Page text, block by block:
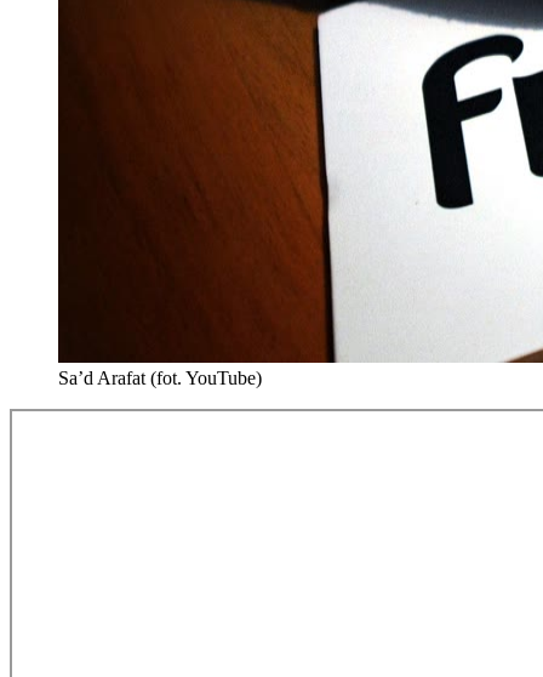
Sa’d Arafat (fot. YouTube)